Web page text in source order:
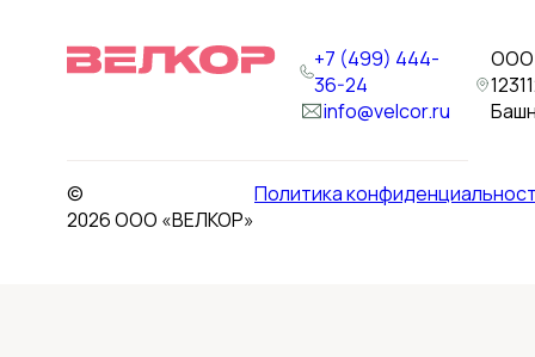
+7 (499) 444-
36-24
info@velcor.ru
ООО
©
2026 ООО «ВЕЛКОР»
Политика